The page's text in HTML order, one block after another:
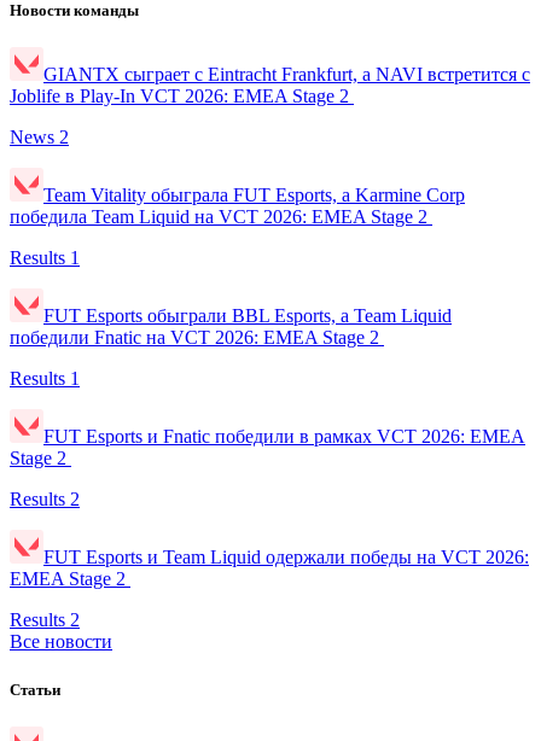
Новости команды
GIANTX сыграет с Eintracht Frankfurt, а NAVI встретится с
Joblife в Play-In VCT 2026: EMEA Stage 2
News 2
Team Vitality обыграла FUT Esports, а Karmine Corp
победила Team Liquid на VCT 2026: EMEA Stage 2
Results 1
FUT Esports обыграли BBL Esports, а Team Liquid
победили Fnatic на VCT 2026: EMEA Stage 2
Results 1
FUT Esports и Fnatic победили в рамках VCT 2026: EMEA
Stage 2
Results 2
FUT Esports и Team Liquid одержали победы на VCT 2026:
EMEA Stage 2
Results 2
Все новости
Статьи